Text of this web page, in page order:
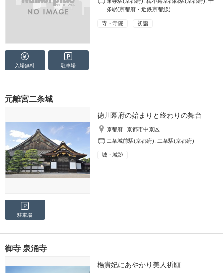
条駅(京都府・近鉄京都線)
寺・寺院 初詣
入場無料 駐車場
元離宮二条城
徳川幕府の始まりと終わりの舞台
京都府
京都市中京区
二条城前駅(京都府)
二条駅(京都府)
城・城跡
駐車場
御寺 泉涌寺
楊貴妃にあやかり美人祈願